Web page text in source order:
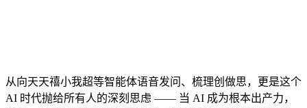
从向天天禧小我超等智能体语音发问、梳理创做思，更是这个
AI 时代抛给所有人的深刻思虑 —— 当 AI 成为根本出产力，